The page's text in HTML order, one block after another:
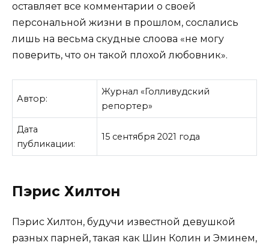
оставляет все комментарии о своей
персональной жизни в прошлом, сослались
лишь на весьма скудные слоова «не могу
поверить, что он такой плохой любовник».
Автор:
Журнал «Голливудский
репортер»
Дата
публикации:
15 сентября 2021 года
Пэрис Хилтон
Пэрис Хилтон, будучи известной девушкой
разных парней, такая как Шин Колин и Эминем,